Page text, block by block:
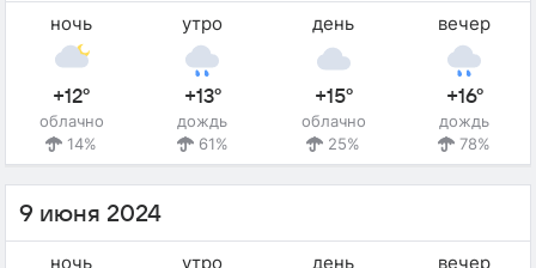
ночь
+12°
облачно
14%
утро
+13°
дождь
61%
день
+15°
облачно
25%
вечер
+16°
дождь
78%
9 июня 2024
ночь утро день вечер